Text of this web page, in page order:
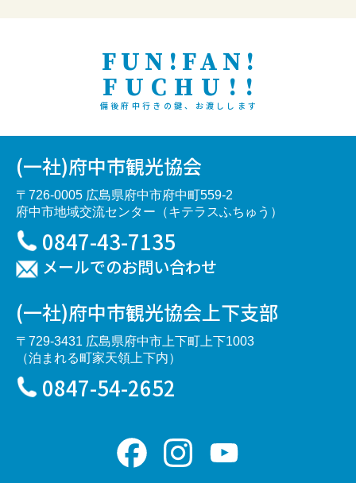
FUN!FAN!
FUCHU!!
備後府中行きの鍵、お渡しします
(一社)府中市観光協会
〒726-0005 広島県府中市府中町559-2
府中市地域交流センター（キテラスふちゅう）
0847-43-7135
メールでのお問い合わせ
(一社)府中市観光協会上下支部
〒729-3431 広島県府中市上下町上下1003
（泊まれる町家天領上下内）
0847-54-2652
Facebook Instagram